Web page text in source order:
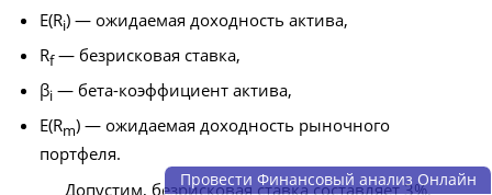
E(Ri) — ожидаемая доходность актива,
Rf— безрисковая ставка,
βi — бета-коэффициент актива,
E(Rm) — ожидаемая доходность рыночного
портфеля.
Допустим, безрисковая ставка составляет 3%,
Провести Финансовый анализ Онлайн